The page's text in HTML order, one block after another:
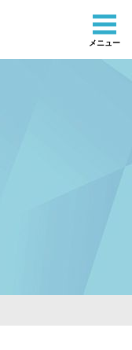
メニュー